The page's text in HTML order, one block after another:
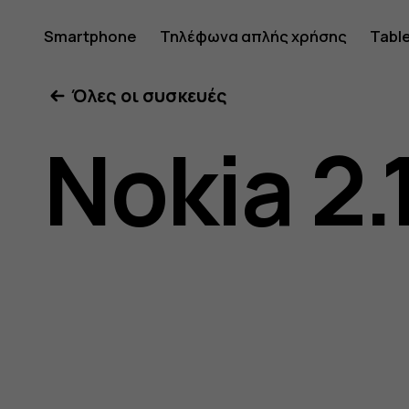
Οδηγίες
χρήσης
Nokia
Smartphone Τηλέφωνα απλής χρήσης
Όλες οι συσκευές
Nokia